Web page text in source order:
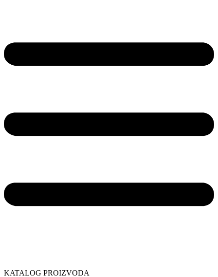
KATALOG PROIZVODA